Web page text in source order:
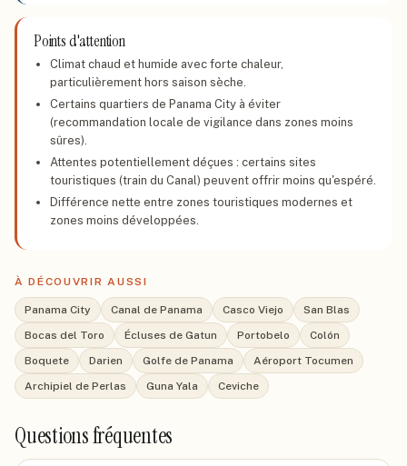
Points d'attention
Climat chaud et humide avec forte chaleur,
particulièrement hors saison sèche.
Certains quartiers de Panama City à éviter
(recommandation locale de vigilance dans zones moins
sûres).
Attentes potentiellement déçues : certains sites
touristiques (train du Canal) peuvent offrir moins qu'espéré.
Différence nette entre zones touristiques modernes et
zones moins développées.
À DÉCOUVRIR AUSSI
Panama City Canal de Panama Casco Viejo
San Blas
Bocas del Toro
Écluses de Gatun Portobelo
Colón
Boquete
Darien Golfe de Panama
Aéroport Tocumen
Archipiel de Perlas
Guna Yala Ceviche
Questions fréquentes